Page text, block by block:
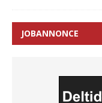
JOBANNONCE